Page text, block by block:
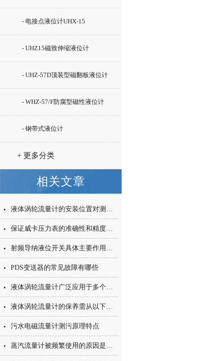
- 电接点液位计UHX-15
- UHZ15磁致伸缩液位计
- UHZ-57D顶装型磁翻板液位计
- WHZ-57/F防腐型磁性液位计
- 钢带式液位计
+ 更多分类
相关文章
液体涡轮流量计的安装位置对测量结果有影响吗
保证威卡压力表的准确性和精度的有效技巧
射频导纳液位开关具体主要作用可分为以下几类
PDS变送器的常见故障有哪些
液体涡轮流量计广泛应用于多个工业领域及特殊场景
液体涡轮流量计的保养需从以下方面入手
污水电磁流量计测污原理特点
蒸汽流量计被频繁使用的原因是什么